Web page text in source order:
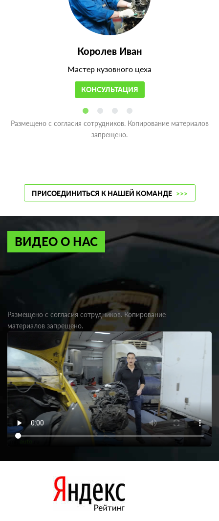
Королев Иван
Мастер кузовного цеха
КОНСУЛЬТАЦИЯ
Размещено с согласия сотрудников. Копирование материалов
запрещено.
ПРИСОЕДИНИТЬСЯ К НАШЕЙ КОМАНДЕ >>>
ВИДЕО О НАС
Размещено с согласия сотрудников. Копирование
материалов запрещено.